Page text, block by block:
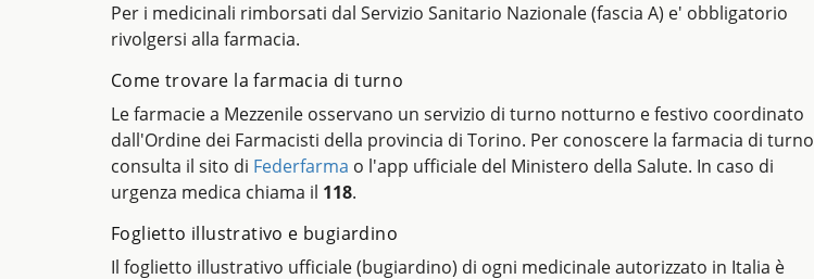
Per i medicinali rimborsati dal Servizio Sanitario Nazionale (fascia A) e' obbligatorio
rivolgersi alla farmacia.
Come trovare la farmacia di turno
Le farmacie a Mezzenile osservano un servizio di turno notturno e festivo coordinato
dall'Ordine dei Farmacisti della provincia di Torino. Per conoscere la farmacia di turno
consulta il sito di Federfarma o l'app ufficiale del Ministero della Salute. In caso di
urgenza medica chiama il 118.
Foglietto illustrativo e bugiardino
Il foglietto illustrativo ufficiale (bugiardino) di ogni medicinale autorizzato in Italia è